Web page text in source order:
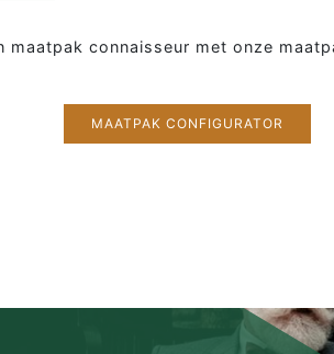
maatpak connaisseur met onze
MAATPAK CONFIGURATOR